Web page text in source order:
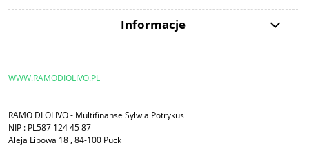
Informacje
WWW.RAMODIOLIVO.PL
RAMO DI OLIVO - Multifinanse Sylwia Potrykus
NIP : PL587 124 45 87
Aleja Lipowa 18 , 84-100 Puck